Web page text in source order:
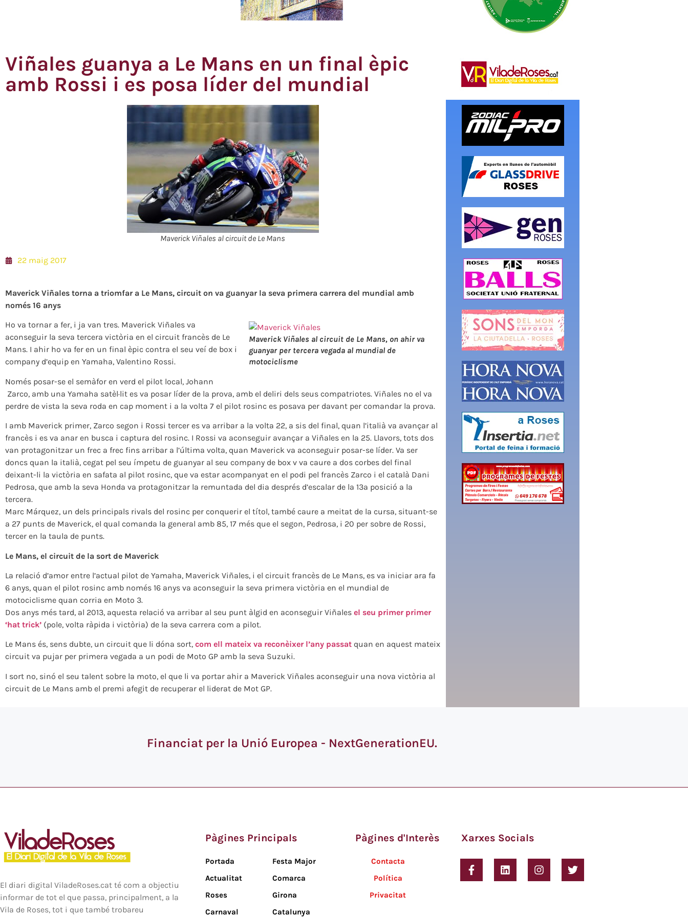
Viñales guanya a Le Mans en un final èpic
amb Rossi i es posa líder del mundial
Maverick Viñales al circuit de Le Mans
22 maig 2017
Maverick Viñales torna a triomfar a Le Mans, circuit on va guanyar la seva primera carrera del mundial amb
només 16 anys
Maverick Viñales al circuit de Le Mans, on ahir va
guanyar per tercera vegada al mundial de
motociclisme
Ho va tornar a fer, i ja van tres. Maverick Viñales va
aconseguir la seva tercera victòria en el circuit francès de Le
Mans. I ahir ho va fer en un final èpic contra el seu veí de box i
company d’equip en Yamaha, Valentino Rossi.
Només posar-se el semàfor en verd el pilot local, Johann
Zarco, amb una Yamaha satèl·lit es va posar líder de la prova, amb el deliri dels seus compatriotes. Viñales no el va
perdre de vista la seva roda en cap moment i a la volta 7 el pilot rosinc es posava per davant per comandar la prova.
I amb Maverick primer, Zarco segon i Rossi tercer es va arribar a la volta 22, a sis del final, quan l’italià va avançar al
francès i es va anar en busca i captura del rosinc. I Rossi va aconseguir avançar a Viñales en la 25. Llavors, tots dos
van protagonitzar un frec a frec fins arribar a l’última volta, quan Maverick va aconseguir posar-se líder. Va ser
doncs quan la italià, cegat pel seu ímpetu de guanyar al seu company de box v va caure a dos corbes del final
deixant-li la victòria en safata al pilot rosinc, que va estar acompanyat en el podi pel francès Zarco i el català Dani
Pedrosa, que amb la seva Honda va protagonitzar la remuntada del dia després d’escalar de la 13ª posició a la
tercera.
Marc Márquez, un dels principals rivals del rosinc per conquerir el títol, també caure a meitat de la cursa, situant-se
a 27 punts de Maverick, el qual comanda la general amb 85, 17 més que el segon, Pedrosa, i 20 per sobre de Rossi,
tercer en la taula de punts.
Le Mans, el circuit de la sort de Maverick
La relació d’amor entre l’actual pilot de Yamaha, Maverick Viñales, i el circuit francès de Le Mans, es va iniciar ara fa
6 anys, quan el pilot rosinc amb només 16 anys va aconseguir la seva primera victòria en el mundial de
motociclisme quan corria en Moto 3.
Dos anys més tard, al 2013, aquesta relació va arribar al seu punt àlgid en aconseguir Viñales el seu primer primer
‘hat trick’ (pole, volta ràpida i victòria) de la seva carrera com a pilot.
Le Mans és, sens dubte, un circuit que li dóna sort, com ell mateix va reconèixer l’any passat quan en aquest mateix
circuit va pujar per primera vegada a un podi de Moto GP amb la seva Suzuki.
I sort no, sinó el seu talent sobre la moto, el que li va portar ahir a Maverick Viñales aconseguir una nova victòria al
circuit de Le Mans amb el premi afegit de recuperar el liderat de Mot GP.
Financiat per la Unió Europea - NextGenerationEU.
El diari digital ViladeRoses.cat té com a objectiu
informar de tot el que passa, principalment, a la
Vila de Roses, tot i que també trobareu
Pàgines Principals
Portada
Actualitat
Roses
Carnaval
Festa Major
Comarca
Girona
Catalunya
Pàgines d'Interès
Contacta
Política
Privacitat
Xarxes Socials